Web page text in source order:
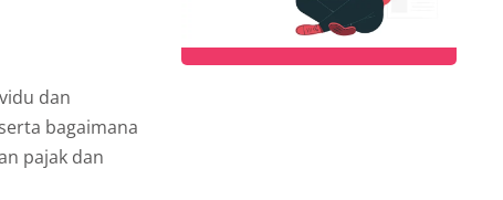
dan
bagaimana
pajak dan